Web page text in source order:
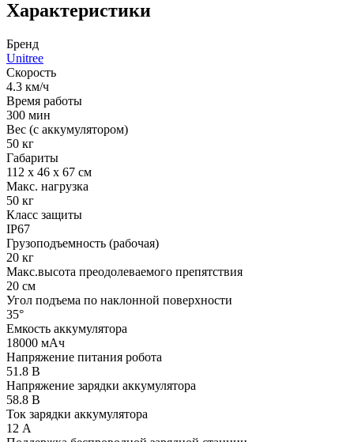
Характеристики
Бренд
Unitree
Скорость
4.3 км/ч
Время работы
300 мин
Вес (с аккумулятором)
50 кг
Габариты
112 х 46 х 67 см
Макс. нагрузка
50 кг
Класс защиты
IP67
Грузоподъемность (рабочая)
20 кг
Макс.высота преодолеваемого препятствия
20 см
Угол подъема по наклонной поверхности
35°
Емкость аккумулятора
18000 мАч
Напряжение питания робота
51.8 В
Напряжение зарядки аккумулятора
58.8 В
Ток зарядки аккумулятора
12 А